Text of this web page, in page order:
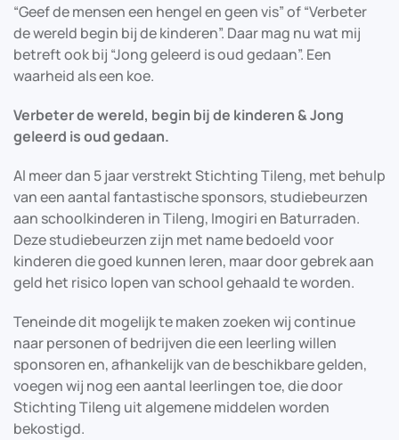
“Geef de mensen een hengel en geen vis” of “Verbeter
de wereld begin bij de kinderen”. Daar mag nu wat mij
betreft ook bij “Jong geleerd is oud gedaan”. Een
waarheid als een koe.
Verbeter de wereld, begin bij de kinderen & Jong
geleerd is oud gedaan.
Al meer dan 5 jaar verstrekt Stichting Tileng, met behulp
van een aantal fantastische sponsors, studiebeurzen
aan schoolkinderen in Tileng, Imogiri en Baturraden.
Deze studiebeurzen zijn met name bedoeld voor
kinderen die goed kunnen leren, maar door gebrek aan
geld het risico lopen van school gehaald te worden.
Teneinde dit mogelijk te maken zoeken wij continue
naar personen of bedrijven die een leerling willen
sponsoren en, afhankelijk van de beschikbare gelden,
voegen wij nog een aantal leerlingen toe, die door
Stichting Tileng uit algemene middelen worden
bekostigd.